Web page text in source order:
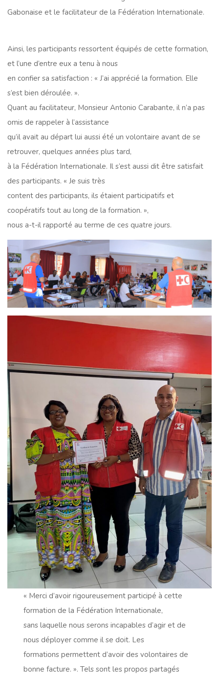
Gabonaise et le facilitateur de la Fédération Internationale.
Ainsi, les participants ressortent équipés de cette formation,
et l’une d’entre eux a tenu à nous
en confier sa satisfaction : « J’ai apprécié la formation. Elle
s’est bien déroulée. ».
Quant au facilitateur, Monsieur Antonio Carabante, il n’a pas
omis de rappeler à l’assistance
qu’il avait au départ lui aussi été un volontaire avant de se
retrouver, quelques années plus tard,
à la Fédération Internationale. Il s’est aussi dit être satisfait
des participants. « Je suis très
content des participants, ils étaient participatifs et
coopératifs tout au long de la formation. »,
nous a-t-il rapporté au terme de ces quatre jours.
« Merci d’avoir rigoureusement participé à cette
formation de la Fédération Internationale,
sans laquelle nous serons incapables d’agir et de
nous déployer comme il se doit. Les
formations permettent d’avoir des volontaires de
bonne facture. ». Tels sont les propos partagés